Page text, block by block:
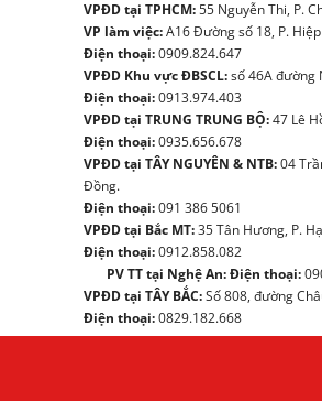
VPĐD tại TPHCM:55 Nguyễn Thi, P.
VP làm việc:A16 Đường số 18, P.
Điện thoại:0909.824.647
VPĐD Khu vực ĐBSCL:số 46A đường
Điện thoại:0913.974.403
VPĐD tại TRUNG TRUNG BỘ:47 Lê
Điện thoại:0935.656.678
VPĐD tại TÂY NGUYÊN & NTB:04
Đồng.
Điện thoại:091 386 5061
VPĐD tại Bắc MT:35 Tân Hương, P.
Điện thoại:0912.858.082
PV TT tại Nghệ An:Điện thoại:
VPĐD tại TÂY BẮC:Số 808, đường
Điện thoại:0829.182.668